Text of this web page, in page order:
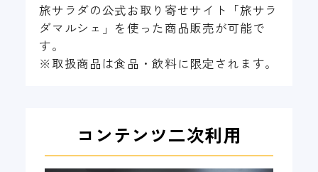
旅サラダの公式お取り寄せサイト「旅サラ
ダマルシェ」を使った商品販売が可能で
す。
※取扱商品は食品・飲料に限定されます。
コンテンツ二次利用